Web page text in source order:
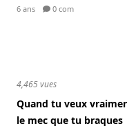
6 ans 0 com
4,465 vues
Quand tu veux
le mec que tu braques